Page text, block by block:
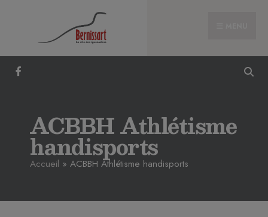
ACBBH Athlétisme
handisports
Accueil » ACBBH Athlétisme handisports